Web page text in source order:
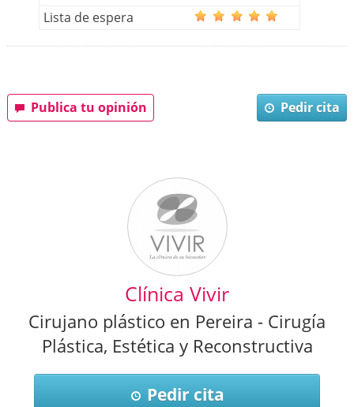
Lista de espera
Publica tu opinión Pedir cita
Clínica Vivir
Cirujano plástico en Pereira - Cirugía
Plástica, Estética y Reconstructiva
Pedir cita